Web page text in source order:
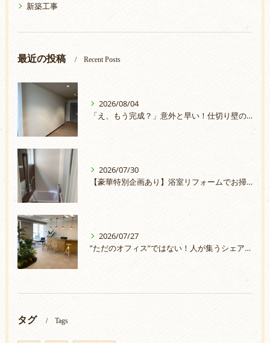
新築工事
最近の投稿 Recent Posts
2026/08/04
「え、もう完成？」意外と早い！仕切り壁の取付
2026/07/30
【豪華特別企画あり】浴室リフォームでお掃除ラクラク＆安心のお風呂へ
2026/07/27
”ただのオフィス”ではない！人が集うシェアオフィスづくり
タグ Tags